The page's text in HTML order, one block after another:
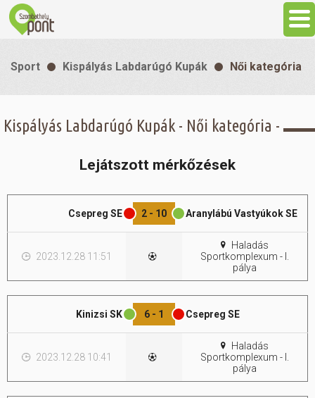
Látnivalók
Szállás
Sport
Szabadidő
Sport Kispályás Labdarúgó Kupák Női kategória
Kispályás Labdarúgó Kupák - Női kategória -
Lejátszott mérkőzések
Csepreg SE 2 - 10 Aranylábú Vastyúkok SE
2023.12.28 11:51
Haladás
Sportkomplexum - I.
pálya
Kinizsi SK 6 - 1 Csepreg SE
2023.12.28 10:41
Haladás
Sportkomplexum - I.
pálya